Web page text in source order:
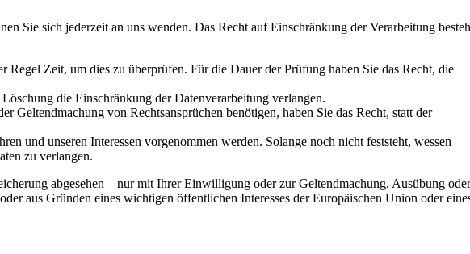
Sie sich jederzeit an uns wenden. Das Recht auf Einschränkung der Verarbeitung
Zeit, um dies zu überprüfen. Für die Dauer der Prüfung haben Sie das Recht, die
die Einschränkung der Datenverarbeitung verlangen.
Geltendmachung von Rechtsansprüchen benötigen, haben Sie das Recht, statt der
und unseren Interessen vorgenommen werden. Solange noch nicht feststeht, wessen
zu verlangen.
abgesehen – nur mit Ihrer Einwilligung oder zur Geltendmachung, Ausübung oder
aus Gründen eines wichtigen öffentlichen Interesses der Europäischen Union oder